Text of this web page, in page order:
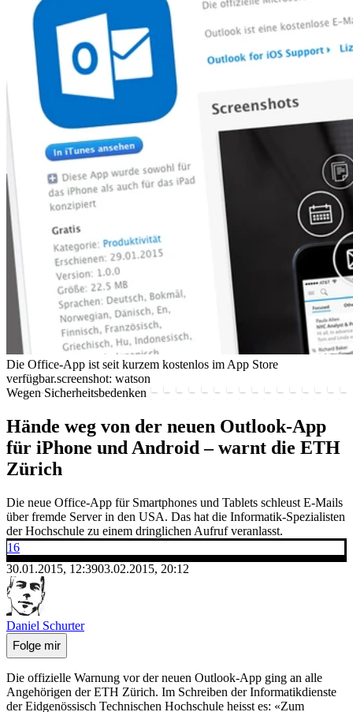
Die Office-App ist seit kurzem kostenlos im App Store
verfügbar.screenshot: watson
Wegen Sicherheitsbedenken
Hände weg von der neuen Outlook-App
für iPhone und Android – warnt die ETH
Zürich
Die neue Office-App für Smartphones und Tablets schleust E-Mails
über fremde Server in den USA. Das hat die Informatik-Spezialisten
der Hochschule zu einem dringlichen Aufruf veranlasst.
16
30.01.2015, 12:3903.02.2015, 20:12
Daniel Schurter
Folge mir
Die offizielle Warnung vor der neuen Outlook-App ging an alle
Angehörigen der ETH Zürich. Im Schreiben der Informatikdienste
der Eidgenössisch Technischen Hochschule heisst es: «Zum